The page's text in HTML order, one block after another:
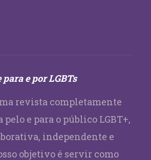
e por LGBTs
revista completamente
e para o público LGBT+,
independente e
objetivo é servir como